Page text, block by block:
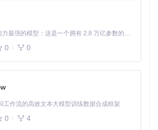
了技术难题，更为用户带来了实实在在的
、资源到体验，全方位改善下载过程。
本降低80%
个文件的下载任务为例，传统方式需要2小
需24分钟即可完成。这意味着用户可以将
有价值的工作。
宽利用率提高300%
法充分利用网络带宽，将闲置资源转化为下
Kimi K3 是Kimi能力最强的模型：这是一个拥有 2.8 万亿参数的混合专家（MoE）模型，具备原生视觉理解能力，并支持 100 万 token 的上下文窗口。
0 0
工作流的高效文本大模型训练数据合成框架
0 4